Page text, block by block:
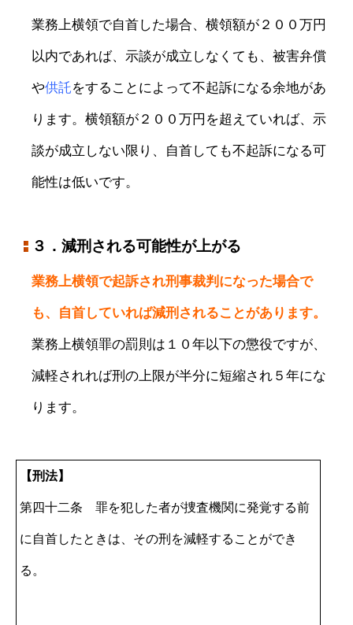
業務上横領で自首した場合、横領額が２００万円
以内であれば、示談が成立しなくても、被害弁償
や供託をすることによって不起訴になる余地があ
ります。横領額が２００万円を超えていれば、示
談が成立しない限り、自首しても不起訴になる可
能性は低いです。
３．減刑される可能性が上がる
業務上横領で起訴され刑事裁判になった場合で
も、自首していれば減刑されることがあります。
業務上横領罪の罰則は１０年以下の懲役ですが、
減軽されれば刑の上限が半分に短縮され５年にな
ります。
【刑法】
第四十二条 罪を犯した者が捜査機関に発覚する前
に自首したときは、その刑を減軽することができ
る。